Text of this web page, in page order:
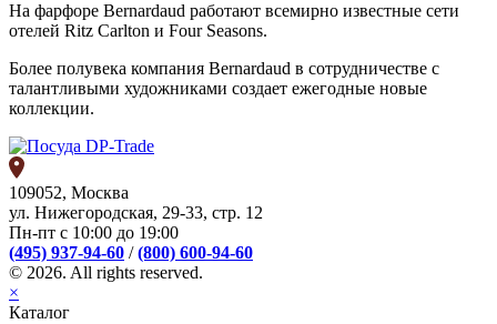
На фарфоре Bernardaud работают всемирно известные сети
отелей Ritz Carlton и Four Seasons.
Более полувека компания Bernardaud в сотрудничестве с
талантливыми художниками создает ежегодные новые
коллекции.
109052, Москва
ул. Нижегородская, 29-33, стр. 12
Пн-пт с 10:00 до 19:00
(495) 937-94-60 /(800) 600-94-60
© 2026. All rights reserved.
×
Каталог